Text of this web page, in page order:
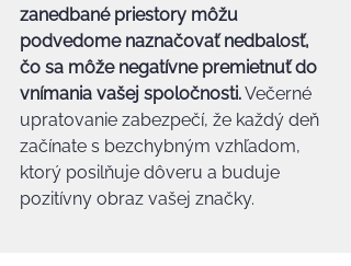
zanedbané priestory môžu
podvedome naznačovať nedbalosť,
čo sa môže negatívne premietnuť do
vnímania vašej spoločnosti. Večerné
upratovanie zabezpečí, že každý deň
začínate s bezchybným vzhľadom,
ktorý posilňuje dôveru a buduje
pozitívny obraz vašej značky.